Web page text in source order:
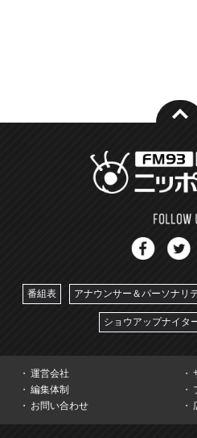
番組表 アナウンサー＆パーソナリ
ショウアップナイタ
運営会社
編集体制
お問い合わせ